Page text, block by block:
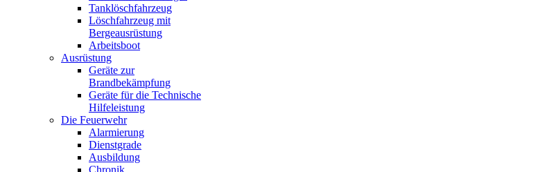
Tanklöschfahrzeug
Löschfahrzeug mit
Bergeausrüstung
Arbeitsboot
Ausrüstung
Geräte zur
Brandbekämpfung
Geräte für die Technische
Hilfeleistung
Die Feuerwehr
Alarmierung
Dienstgrade
Ausbildung
Chronik